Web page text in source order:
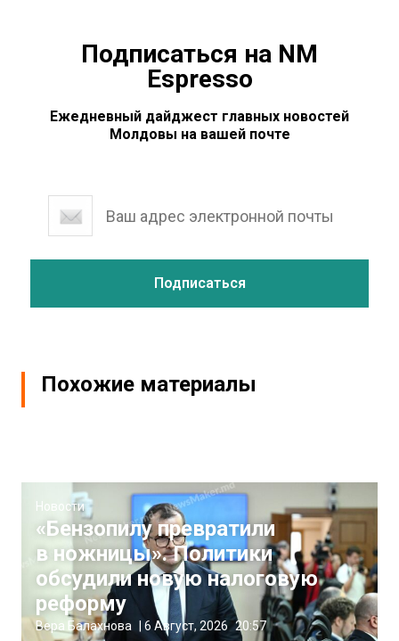
Подписаться на NM
Espresso
Ежедневный дайджест главных новостей
Молдовы на вашей почте
Похожие материалы
Новости
«Бензопилу превратили
в ножницы». Политики
обсудили новую налоговую
реформу
Вера Балахнова 6 Август, 2026 20:57